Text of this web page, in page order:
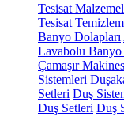
Tesisat
Tesisat
Banyo Dolapları
Lavabolu Banyo
Çamaşır
Sistemleri
Setleri Duş
Duş Setleri Duş